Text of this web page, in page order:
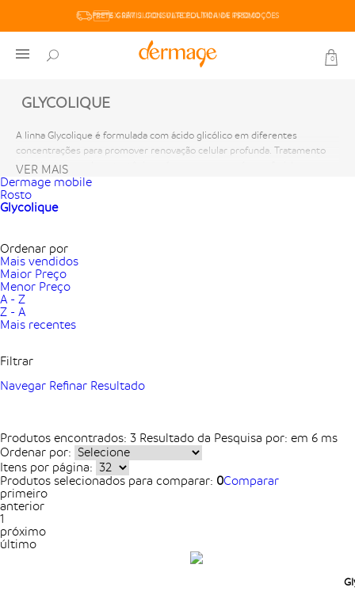
FRETE GRÁTIS. CONSULTE POLÍTICA DE PROMOÇÕES
6X SEM JUROS. PARCELA MÍNIMA R$50,00
0
GLYCOLIQUE
A linha Glycolique é formulada com ácido glicólico em diferentes
concentrações para promover renovação celular profunda. Tratamento
completo com sabonete, tônico, sérum, creme e máscara facial.
Esfoliação química que uniformiza textura, reduz manchas, marcas de
acne e hiperpigmentação. Desobstrui poros e aumenta luminosidade da
pele.
VER MAIS
Dermage mobile
Rosto
Glycolique
Ordenar por
Mais vendidos
Maior Preço
Menor Preço
A - Z
Z - A
Mais recentes
Filtrar
Navegar Refinar Resultado
Produtos encontrados: 3 Resultado da Pesquisa por: em 6 ms
Ordenar por:
Itens por página:
Produtos selecionados para comparar: 0Comparar
primeiro
anterior
1
próximo
último